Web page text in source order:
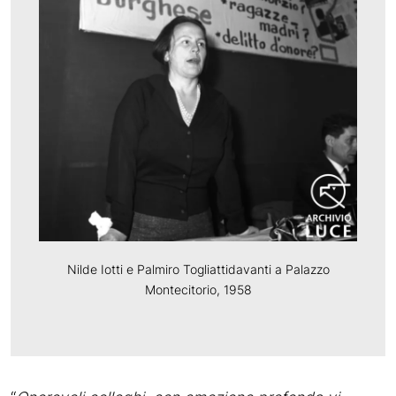
Nilde Iotti e Palmiro Togliattidavanti a Palazzo
Montecitorio, 1958